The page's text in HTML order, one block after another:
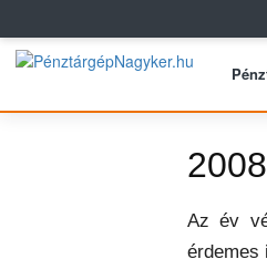
Az év
érdemes